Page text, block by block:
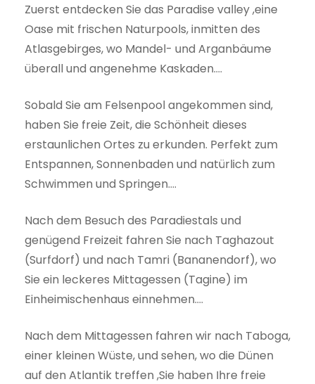
Zuerst entdecken Sie das Paradise valley ,eine
Oase mit frischen Naturpools, inmitten des
Atlasgebirges, wo Mandel- und Arganbäume
überall und angenehme Kaskaden….
Sobald Sie am Felsenpool angekommen sind,
haben Sie freie Zeit, die Schönheit dieses
erstaunlichen Ortes zu erkunden. Perfekt zum
Entspannen, Sonnenbaden und natürlich zum
Schwimmen und Springen….
Nach dem Besuch des Paradiestals und
genügend Freizeit fahren Sie nach Taghazout
(Surfdorf) und nach Tamri (Bananendorf), wo
Sie ein leckeres Mittagessen (Tagine) im
Einheimischenhaus einnehmen….
Nach dem Mittagessen fahren wir nach Taboga,
einer kleinen Wüste, und sehen, wo die Dünen
auf den Atlantik treffen ,Sie haben Ihre freie